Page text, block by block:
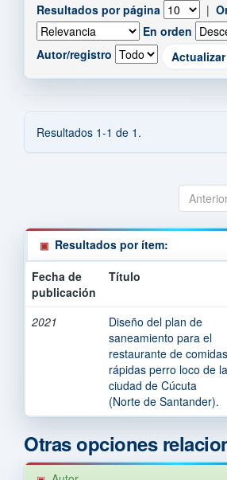
Resultados por página |
En orden
Autor/registro
Resultados 1-1 de 1.
Resultados por ítem:
Fecha de
publicación
Título
2021
Diseño del plan de
saneamiento para el
restaurante de comidas
rápidas perro loco de la
ciudad de Cúcuta
(Norte de Santander).
Otras opciones